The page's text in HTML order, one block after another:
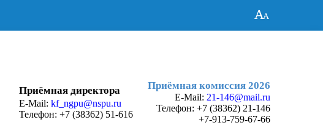
Приёмная директора
E-Mail: kf_ngpu@nspu.ru
Телефон: +7 (38362) 51-616
Приёмная комиссия 2026
E-Mail: 21-146@mail.ru
Телефон: +7 (38362) 21-146
+7-913-759-67-66